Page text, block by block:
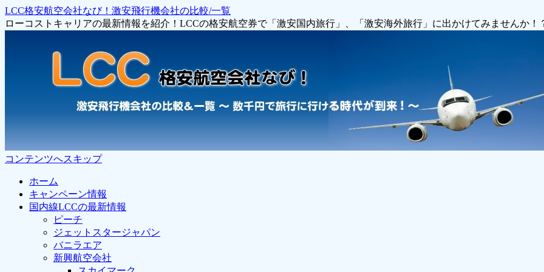
LCC格安航空会社なび！激安飛行機会社の比較/一覧
ローコストキャリアの最新情報を紹介！LCCの格安航空券で「激安国内旅行」、「激安海外旅行」に出かけてみませんか！
コンテンツへスキップ
ホーム
キャンペーン情報
国内線LCCの最新情報
ピーチ
ジェットスタージャパン
バニラエア
新興航空会社